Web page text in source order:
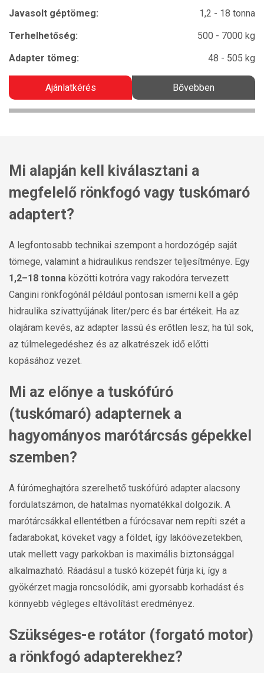
Javasolt géptömeg:
1,2 - 18 tonna
Terhelhetőség:
500 - 7000 kg
Adapter tömeg:
48 - 505 kg
Ajánlatkérés Bővebben
Mi alapján kell kiválasztani a
megfelelő rönkfogó vagy tuskómaró
adaptert?
A legfontosabb technikai szempont a hordozógép saját
tömege, valamint a hidraulikus rendszer teljesítménye. Egy
1,2–18 tonna közötti kotróra vagy rakodóra tervezett
Cangini rönkfogónál például pontosan ismerni kell a gép
hidraulika szivattyújának liter/perc és bar értékeit. Ha az
olajáram kevés, az adapter lassú és erőtlen lesz; ha túl sok,
az túlmelegedéshez és az alkatrészek idő előtti
kopásához vezet.
Mi az előnye a tuskófúró
(tuskómaró) adapternek a
hagyományos marótárcsás gépekkel
szemben?
A fúrómeghajtóra szerelhető tuskófúró adapter alacsony
fordulatszámon, de hatalmas nyomatékkal dolgozik. A
marótárcsákkal ellentétben a fúrócsavar nem repíti szét a
fadarabokat, köveket vagy a földet, így lakóövezetekben,
utak mellett vagy parkokban is maximális biztonsággal
alkalmazható. Ráadásul a tuskó közepét fúrja ki, így a
gyökérzet magja roncsolódik, ami gyorsabb korhadást és
könnyebb végleges eltávolítást eredményez.
Szükséges-e rotátor (forgató motor)
a rönkfogó adapterekhez?